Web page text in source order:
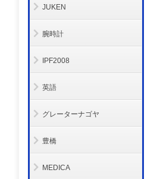
JUKEN
腕時計
IPF2008
英語
グレーターナゴヤ
豊橋
MEDICA